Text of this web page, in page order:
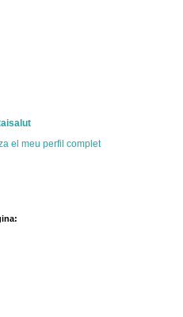
el meu perfil complet